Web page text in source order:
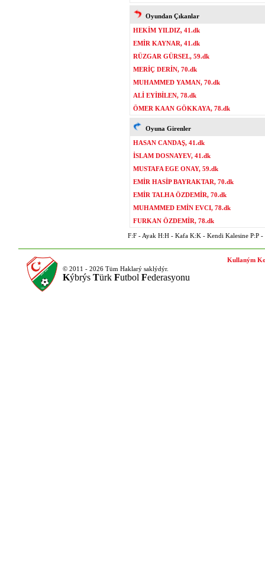
Oyundan Çıkanlar
HEKİM YILDIZ, 41.dk
EMİR KAYNAR, 41.dk
RÜZGAR GÜRSEL, 59.dk
MERİÇ DERİN, 70.dk
MUHAMMED YAMAN, 70.dk
ALİ EYİBİLEN, 78.dk
ÖMER KAAN GÖKKAYA, 78.dk
Oyuna Girenler
HASAN CANDAŞ, 41.dk
İSLAM DOSNAYEV, 41.dk
MUSTAFA EGE ONAY, 59.dk
EMİR HASİP BAYRAKTAR, 70.dk
EMİR TALHA ÖZDEMİR, 70.dk
MUHAMMED EMİN EVCI, 78.dk
FURKAN ÖZDEMİR, 78.dk
F:F - Ayak H:H - Kafa K:K - Kendi Kalesine P:P -
© 2011 - 2026 Tüm Haklarý saklýdýr.
Kýbrýs Türk Futbol Federasyonu
Kullaným